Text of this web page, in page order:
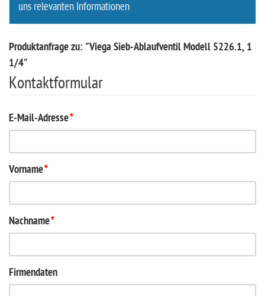
uns relevanten Informationen
Produktanfrage zu: "Viega Sieb-Ablaufventil Modell 5226.1, 1
1/4"
Kontaktformular
E-Mail-Adresse*
Vorname*
Nachname*
Firmendaten